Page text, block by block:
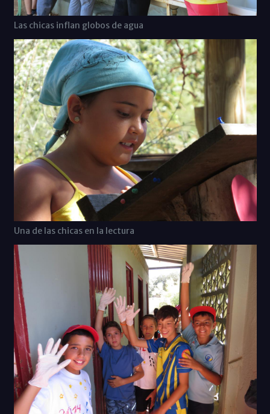
Las chicas inflan globos de agua
Una de las chicas en la lectura